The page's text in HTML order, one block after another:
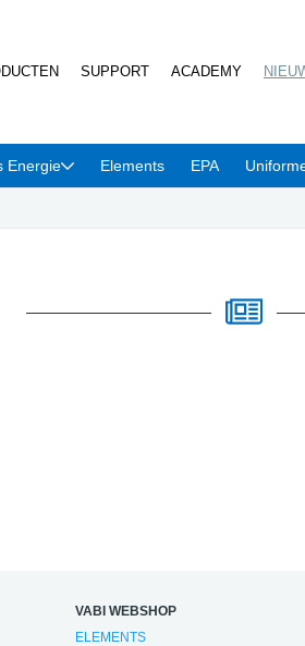
SUPPORT ACADEMY
Energie Elements EPA
VABI WEBSHOP
ELEMENTS